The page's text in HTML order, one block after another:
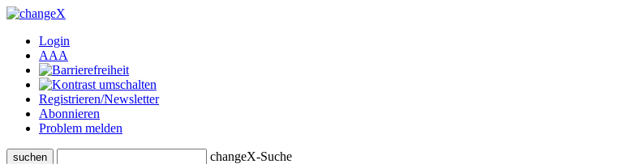
Login
AAA
Registrieren/Newsletter
Abonnieren
Problem melden
suchen changeX-Suche